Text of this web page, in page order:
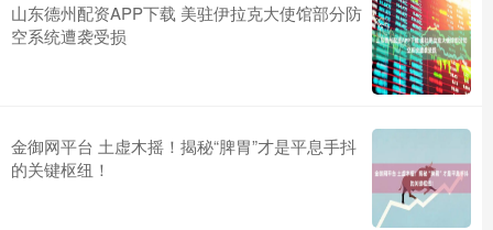
山东德州配资APP下载 美驻伊拉克大使馆部分防
空系统遭袭受损
金御网平台 土虚木摇！揭秘“脾胃”才是平息手抖
的关键枢纽！